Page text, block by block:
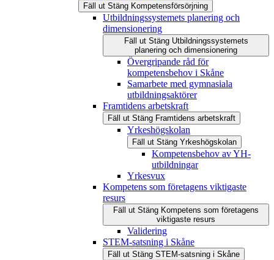
Fäll ut Stäng Kompetensförsörjning
Utbildningssystemets planering och
dimensionering
Fäll ut Stäng Utbildningssystemets
planering och dimensionering
Övergripande råd för
kompetensbehov i Skåne
Samarbete med gymnasiala
utbildningsaktörer
Framtidens arbetskraft
Fäll ut Stäng Framtidens arbetskraft
Yrkeshögskolan
Fäll ut Stäng Yrkeshögskolan
Kompetensbehov av YH-
utbildningar
Yrkesvux
Kompetens som företagens viktigaste
resurs
Fäll ut Stäng Kompetens som företagens
viktigaste resurs
Validering
STEM-satsning i Skåne
Fäll ut Stäng STEM-satsning i Skåne